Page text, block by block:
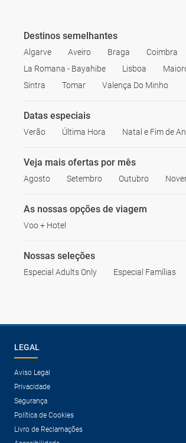
Destinos semelhantes
Algarve Aveiro Braga Coimbra
La Romana - Bayahibe
Lisboa
Sintra
Tomar Valença Do Minho
Datas especiais
Verão Última Hora Natal e Fim de
Veja mais ofertas por mês
Agosto Setembro Outubro
As nossas opções de viagem
Voo + Hotel
Nossas seleções
Especial Adults Only Especial Famílias
LEGAL
Aviso Legal
Privacidade
Segurança
Política de Cookies
Livro de Reclamações